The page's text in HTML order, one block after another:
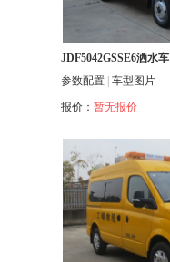
JDF5042GSSE6洒水车
参数配置 车型图片
报价： 暂无报价